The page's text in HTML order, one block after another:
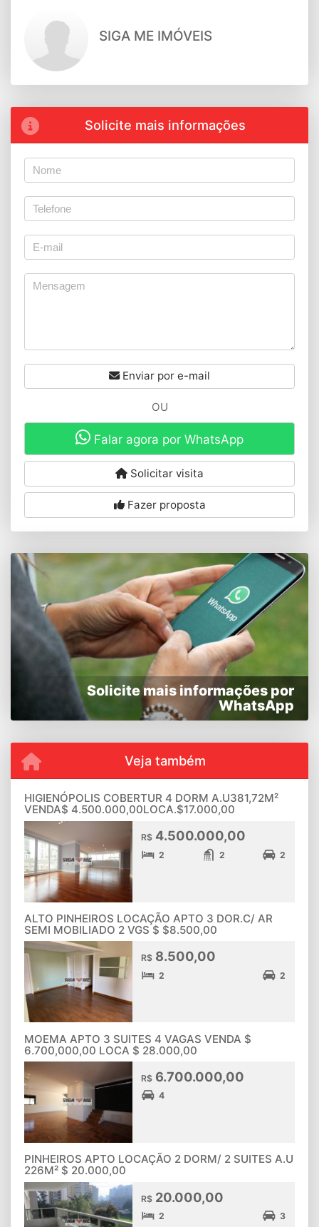
SIGA ME IMÓVEIS
Solicite mais informações
Enviar por e-mail
OU
Falar agora por WhatsApp
Solicitar visita
Fazer proposta
Solicite mais informações por
WhatsApp
Veja também
HIGIENÓPOLIS COBERTUR 4 DORM A.U381,72M²
VENDA$ 4.500.000,00LOCA.$17.000,00
R$ 4.500.000,00
2 2 2
ALTO PINHEIROS LOCAÇÃO APTO 3 DOR.C/ AR
SEMI MOBILIADO 2 VGS $ $8.500,00
R$ 8.500,00
2 2
MOEMA APTO 3 SUITES 4 VAGAS VENDA $
6.700,000,00 LOCA $ 28.000,00
R$ 6.700.000,00
4
PINHEIROS APTO LOCAÇÃO 2 DORM/ 2 SUITES A.U
226M² $ 20.000,00
R$ 20.000,00
2 3